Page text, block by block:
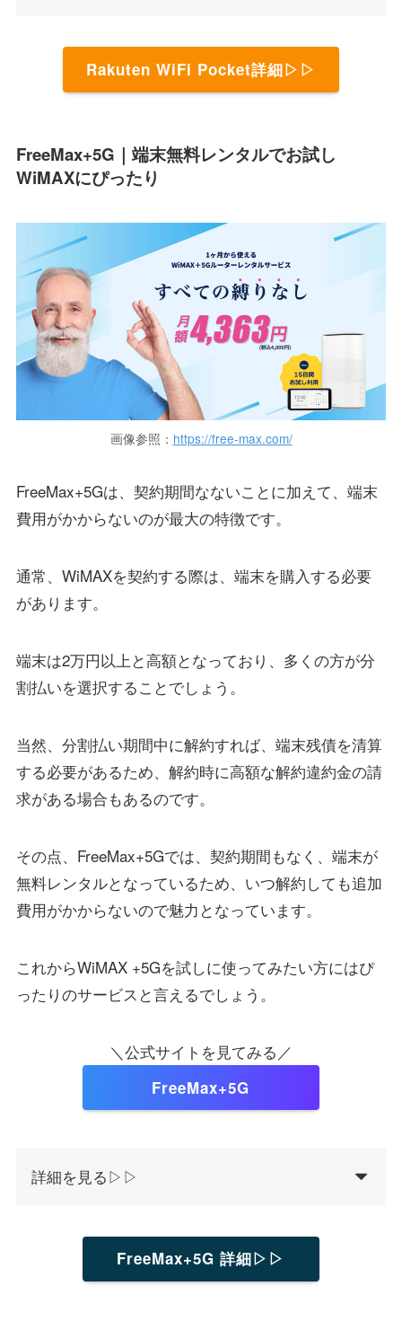
Rakuten WiFi Pocket詳細▷▷
FreeMax+5G｜端末無料レンタルでお試し
WiMAXにぴったり
画像参照： https://free-max.com/
FreeMax+5Gは、契約期間なないことに加えて、端末
費用がかからないのが最大の特徴です。
通常、WiMAXを契約する際は、端末を購入する必要
があります。
端末は2万円以上と高額となっており、多くの方が分
割払いを選択することでしょう。
当然、分割払い期間中に解約すれば、端末残債を清算
する必要があるため、解約時に高額な解約違約金の請
求がある場合もあるのです。
その点、FreeMax+5Gでは、契約期間もなく、端末が
無料レンタルとなっているため、いつ解約しても追加
費用がかからないので魅力となっています。
これからWiMAX +5Gを試しに使ってみたい方にはぴ
ったりのサービスと言えるでしょう。
＼公式サイトを見てみる／
FreeMax+5G
詳細を見る▷▷
FreeMax+5G 詳細▷▷